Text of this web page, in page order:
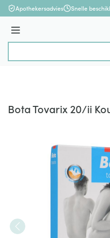
Ga naar de inhoud
Apothekersadvies Snelle
Menu
Bota Tovarix 20/ii